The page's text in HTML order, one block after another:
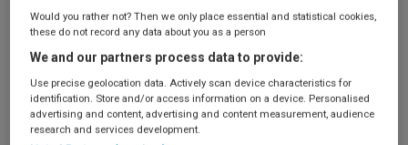
de 2021-versie
laten u per e-mail
weten wanneer het zover is.
Would you rather not? Then we only place essential and statistical cookies,
these do not record any data about you as a person
We and our partners process data to provide:
Use precise geolocation data. Actively scan device characteristics for
identification. Store and/or access information on a device. Personalised
advertising and content, advertising and content measurement, audience
research and services development.